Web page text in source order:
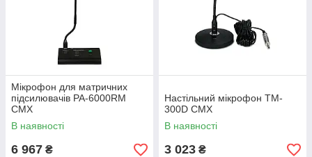
Мікрофон для матричних
підсилювачів PA-6000RM
CMX
В наявності
6 967 ₴
Настільний мікрофон TM-
300D CMX
В наявності
3 023 ₴